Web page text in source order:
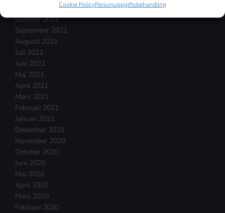
Cookie PolicyPersonuppgiftsbehandling
November 2021
Oktober 2021
September 2021
Augusti 2021
Juli 2021
Juni 2021
Maj 2021
April 2021
Mars 2021
Februari 2021
Januari 2021
December 2020
November 2020
Oktober 2020
Juni 2020
Maj 2020
April 2020
Mars 2020
Februari 2020